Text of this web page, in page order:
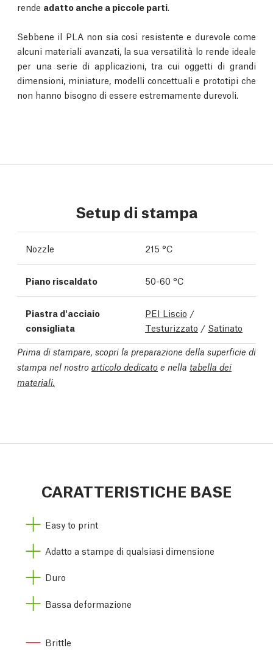
rende adatto anche a piccole parti.
Sebbene il PLA non sia così resistente e durevole come
alcuni materiali avanzati, la sua versatilità lo rende ideale
per una serie di applicazioni, tra cui oggetti di grandi
dimensioni, miniature, modelli concettuali e prototipi che
non hanno bisogno di essere estremamente durevoli.
Setup di stampa
Nozzle 215 °C
Piano riscaldato 50-60 °C
Piastra d'acciaio
consigliata
PEI Liscio /
Testurizzato / Satinato
Prima di stampare, scopri la preparazione della superficie di
stampa nel nostro articolo dedicato e nella tabella dei
materiali.
CARATTERISTICHE BASE
Easy to print
Adatto a stampe di qualsiasi dimensione
Duro
Bassa deformazione
Brittle